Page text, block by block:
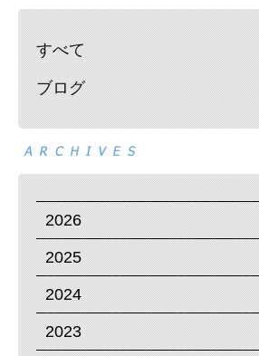
すべて
ブログ
2026
2025
2024
2023